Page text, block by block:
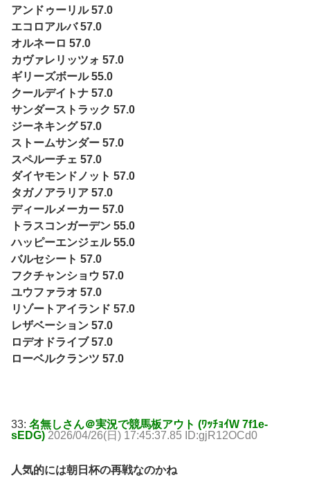
アンドゥーリル 57.0
エコロアルバ 57.0
オルネーロ 57.0
カヴァレリッツォ 57.0
ギリーズボール 55.0
クールデイトナ 57.0
サンダーストラック 57.0
ジーネキング 57.0
ストームサンダー 57.0
スペルーチェ 57.0
ダイヤモンドノット 57.0
タガノアラリア 57.0
ディールメーカー 57.0
トラスコンガーデン 55.0
ハッピーエンジェル 55.0
バルセシート 57.0
フクチャンショウ 57.0
ユウファラオ 57.0
リゾートアイランド 57.0
レザベーション 57.0
ロデオドライブ 57.0
ローベルクランツ 57.0
33: 名無しさん＠実況で競馬板アウト (ﾜｯﾁｮｲW 7f1e-
sEDG) 2026/04/26(日) 17:45:37.85 ID:gjR12OCd0
人気的には朝日杯の再戦なのかね